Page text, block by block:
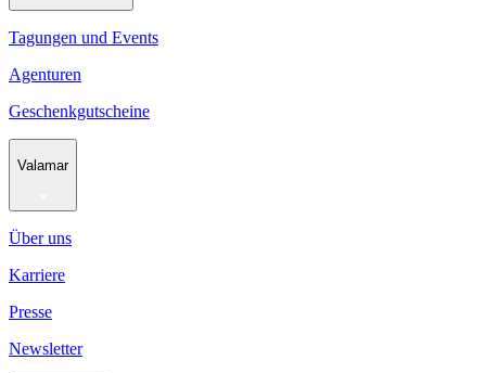
Tagungen und Events
Agenturen
Geschenkgutscheine
Valamar
Über uns
Karriere
Presse
Newsletter